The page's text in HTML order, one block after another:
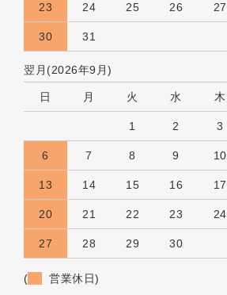
23 24 25 26 27
30 31
翌月(2026年9月)
日 月 火 水 木
1 2 3
6 7 8 9 10
13 14 15 16 17
20 21 22 23 24
27 28 29 30
( 営業休日)